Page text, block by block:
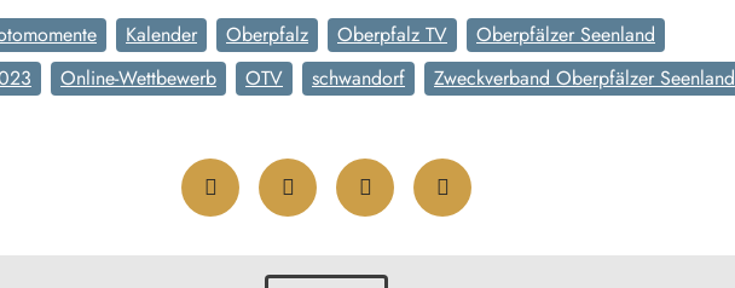
Kalender Oberpfalz Oberpfalz TV
Oberpfälzer Seenland
Online-Wettbewerb OTV schwandorf Zweckverband Oberpfälzer Seenland